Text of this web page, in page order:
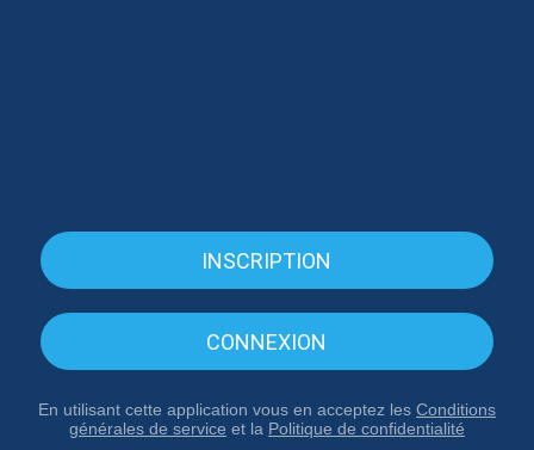
INSCRIPTION
CONNEXION
En utilisant cette application vous en acceptez les Conditions
générales de service et la Politique de confidentialité